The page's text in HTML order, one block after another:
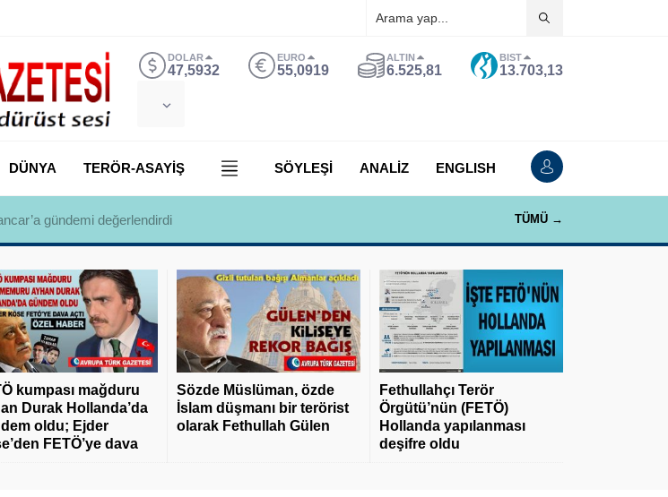
DOLAR
47,5932
EURO
55,0919
ALTIN
6.525,81
BIST
13.703,13
DÜNYA TERÖR-ASAYİŞ SÖYLEŞİ ANALİZ ENGLISH
gündemi değerlendirdi TÜMÜ →
kumpası mağduru
Durak Hollanda’da
oldu; Ejder
FETÖ’ye dava
Sözde Müslüman, özde
İslam düşmanı bir terörist
olarak Fethullah Gülen
Fethullahçı Terör
Örgütü’nün (FETÖ)
Hollanda yapılanması
deşifre oldu